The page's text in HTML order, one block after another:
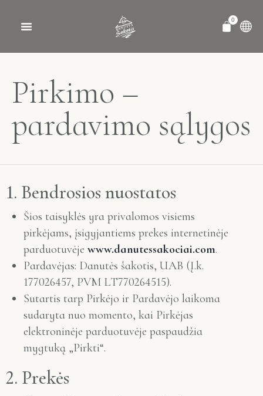
0
Pirkimo –
pardavimo sąlygos
1. Bendrosios nuostatos
Šios taisyklės yra privalomos visiems
pirkėjams, įsigyjantiems prekes internetinėje
parduotuvėje www.danutessakociai.com.
Pardavėjas: Danutės šakotis, UAB (Į.k.
177026457, PVM LT770264515).
Sutartis tarp Pirkėjo ir Pardavėjo laikoma
sudaryta nuo momento, kai Pirkėjas
elektroninėje parduotuvėje paspaudžia
mygtuką „Pirkti“.
2. Prekės